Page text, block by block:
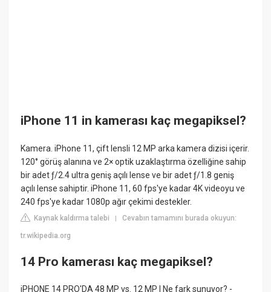
iPhone 11 in kamerası kaç megapiksel?
Kamera. iPhone 11, çift lensli 12 MP arka kamera dizisi içerir.
120° görüş alanına ve 2× optik uzaklaştırma özelliğine sahip
bir adet ƒ/2.4 ultra geniş açılı lense ve bir adet ƒ/1.8 geniş
açılı lense sahiptir. iPhone 11, 60 fps'ye kadar 4K videoyu ve
240 fps'ye kadar 1080p ağır çekimi destekler.
Kaynak kaldırma talebi |Cevabın tamamını burada okuyun:
tr.wikipedia.org
14 Pro kamerası kaç megapiksel?
iPHONE 14 PRO'DA 48 MP vs. 12 MP | Ne fark sunuyor? -